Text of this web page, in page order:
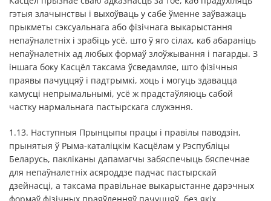
гэтыя злачынствы і выхоўваць у сабе ўменне заўважаць
прыкметы сэксуальнага або фізічнага выкарыстання
непаўналетніх і зрабіць усё, што ў яго сілах, каб абараніць
непаўналетніх ад любых формаў злоўжывання і пагарды. З
іншага боку Касцёл таксама ўсведамляе, што фізічныя
праявы пачуццяў і падтрымкі, хоць і могуць здавацца
камусці непрымальнымі, усё ж прадстаўляюць сабой
частку нармальнага пастырскага служэння.
1.13. Наступныя Прынцыпы працы і правілы паводзін,
прынятыя ў Рыма-каталіцкім Касцёлам у Рэспубліцы
Беларусь, пакліканы дапамагчы забяспечыць бяспечнае
для непаўналетніх асяроддзе падчас пастырскай
дзейнасці, а таксама правільнае выкарыстанне дарэчных